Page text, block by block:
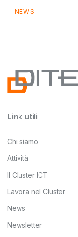
NEWS
Link utili
Chi siamo
Attività
Il Cluster ICT
Lavora nel Cluster
News
Newsletter